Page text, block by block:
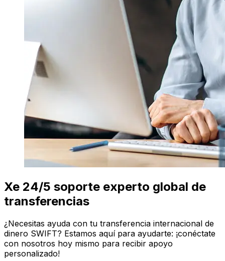
Xe 24/5 soporte experto global de
transferencias
¿Necesitas ayuda con tu transferencia internacional de
dinero SWIFT? Estamos aquí para ayudarte: ¡conéctate
con nosotros hoy mismo para recibir apoyo
personalizado!